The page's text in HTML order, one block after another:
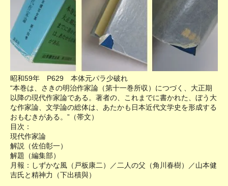
昭和59年 P629 本体元パラ少破れ
“本巻は、さきの明治作家論（第十一巻所収）につづく、大正期
以降の現代作家論である。著者の、これまでに書かれた、ぼう大
な作家論、文学論の総体は、あたかも日本近代文学史を形成する
おもむきがある。”（帯文）
目次：
現代作家論
解説（佐伯彰一）
解題（編集部）
月報：しずかな風（戸板康二）／二人の父（角川春樹）／山本健
吉氏と精神力（下出積與）